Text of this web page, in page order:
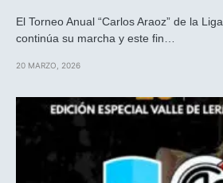
El Torneo Anual “Carlos Araoz” de la
continúa su marcha y este fin…
20 MARZO, 2026